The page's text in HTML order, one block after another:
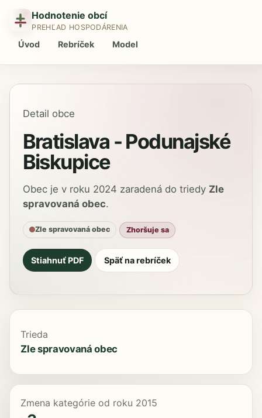
Hodnotenie obcí
PREHĽAD HOSPODÁRENIA
Úvod Rebríček Model
Detail obce
Bratislava - Podunajské
Biskupice
Obec je v roku 2024 zaradená do triedy Zle
spravovaná obec.
Zle spravovaná obec Zhoršuje sa
Stiahnuť PDF Späť na rebríček
Trieda
Zle spravovaná obec
Zmena kategórie od roku 2015